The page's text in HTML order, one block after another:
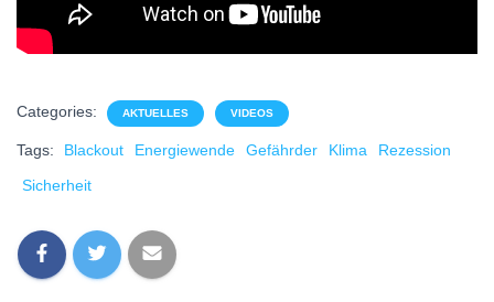
Categories: AKTUELLES VIDEOS
Tags: Blackout Energiewende Gefährder Klima
Rezession
Sicherheit